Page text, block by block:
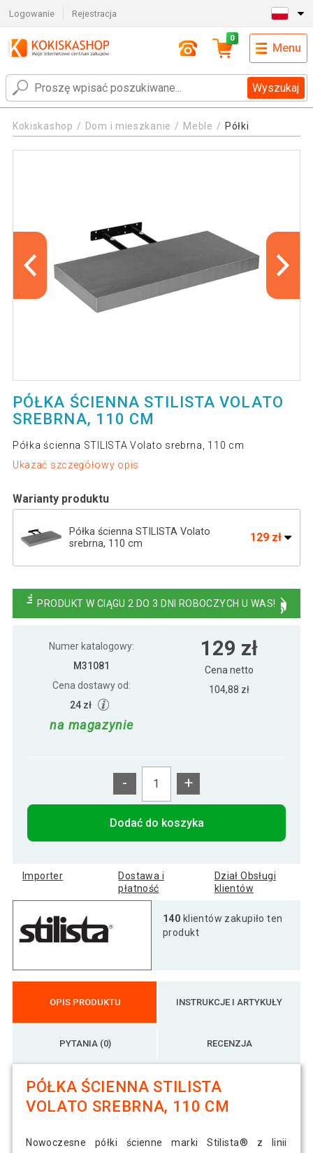
Logowanie Rejestracja
Wyszukaj
0
Menu
Kokiskashop Dom i mieszkanie Meble Półki
PÓŁKA ŚCIENNA STILISTA VOLATO
SREBRNA, 110 CM
Półka ścienna STILISTA Volato srebrna, 110 cm
Ukazać szczegółowy opis
Warianty produktu
Półka ścienna STILISTA Volato
srebrna, 110 cm
129 zł
cm
90 cm
Półka ścienna STILISTA Volato srebrna,70
cm
Półka ścienna Stilista Volato, 80 cm,
100 zł
Półka ścienna Stylist Volato, 30 cm,
srebrna
53 zł
Półka ścienna Stylist Volato, 40 cm,
srebrna
PRODUKT W CIĄGU 2 DO 3 DNI ROBOCZYCH U WAS!
Numer katalogowy:
M31081
Cena dostawy od:
24 zł
na magazynie
129 zł
Cena netto
104,88 zł
- +
Dodać do koszyka
Importer
Dostawa i
płatność
Dział Obsługi
klientów
140 klientów zakupiło ten
produkt
OPIS PRODUKTU INSTRUKCJE I ARTYKUŁY
PYTANIA (0) RECENZJA
PÓŁKA ŚCIENNA STILISTA
VOLATO SREBRNA, 110 CM
Nowoczesne półki ścienne marki Stilista® z linii